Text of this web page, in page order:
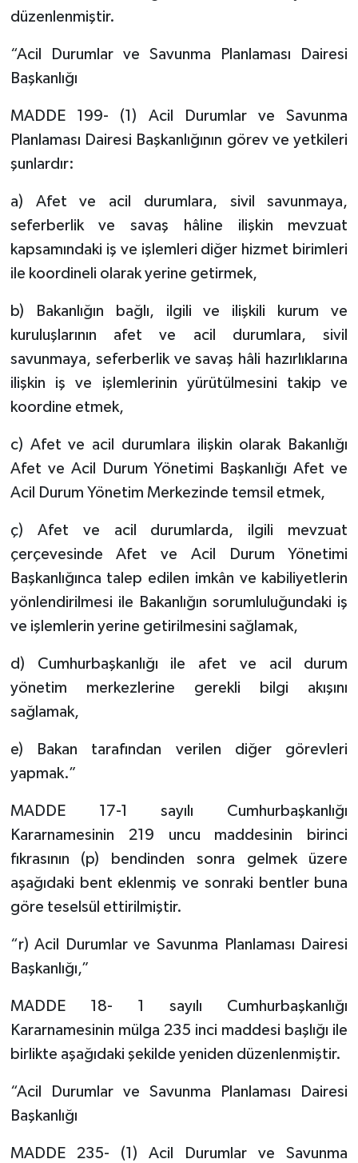
düzenlenmiştir.
“Acil Durumlar ve Savunma Planlaması Dairesi
Başkanlığı
MADDE 199- (1) Acil Durumlar ve Savunma
Planlaması Dairesi Başkanlığının görev ve yetkileri
şunlardır:
a) Afet ve acil durumlara, sivil savunmaya,
seferberlik ve savaş hâline ilişkin mevzuat
kapsamındaki iş ve işlemleri diğer hizmet birimleri
ile koordineli olarak yerine getirmek,
b) Bakanlığın bağlı, ilgili ve ilişkili kurum ve
kuruluşlarının afet ve acil durumlara, sivil
savunmaya, seferberlik ve savaş hâli hazırlıklarına
ilişkin iş ve işlemlerinin yürütülmesini takip ve
koordine etmek,
c) Afet ve acil durumlara ilişkin olarak Bakanlığı
Afet ve Acil Durum Yönetimi Başkanlığı Afet ve
Acil Durum Yönetim Merkezinde temsil etmek,
ç) Afet ve acil durumlarda, ilgili mevzuat
çerçevesinde Afet ve Acil Durum Yönetimi
Başkanlığınca talep edilen imkân ve kabiliyetlerin
yönlendirilmesi ile Bakanlığın sorumluluğundaki iş
ve işlemlerin yerine getirilmesini sağlamak,
d) Cumhurbaşkanlığı ile afet ve acil durum
yönetim merkezlerine gerekli bilgi akışını
sağlamak,
e) Bakan tarafından verilen diğer görevleri
yapmak.”
MADDE 17-1 sayılı Cumhurbaşkanlığı
Kararnamesinin 219 uncu maddesinin birinci
fıkrasının (p) bendinden sonra gelmek üzere
aşağıdaki bent eklenmiş ve sonraki bentler buna
göre teselsül ettirilmiştir.
“r) Acil Durumlar ve Savunma Planlaması Dairesi
Başkanlığı,”
MADDE 18- 1 sayılı Cumhurbaşkanlığı
Kararnamesinin mülga 235 inci maddesi başlığı ile
birlikte aşağıdaki şekilde yeniden düzenlenmiştir.
“Acil Durumlar ve Savunma Planlaması Dairesi
Başkanlığı
MADDE 235- (1) Acil Durumlar ve Savunma